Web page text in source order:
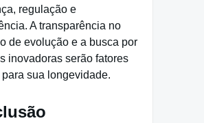
regulação e
A transparência no
de evolução e a busca por
inovadoras serão fatores
sua longevidade.